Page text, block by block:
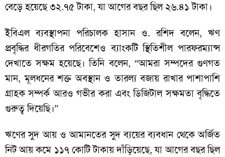
বেড়ে হয়েছে ৩২.৭৫ টাকা, যা আগের বছর ছিল ২৬.৪১ টাকা।
ইবিএল ব্যবস্থাপনা পরিচালক হাসান ও. রশিদ বলেন, ঋণ
প্রবৃদ্ধির ধীরগতির পরিবেশেও ব্যাংকটি স্থিতিশীল পারফরম্যান্স
দেখাতে সক্ষম হয়েছে। তিনি বলেন, “আমরা সম্পদের গুণগত
মান, মূলধনের শক্ত অবস্থান ও তারল্য বজায় রাখার পাশাপাশি
গ্রাহক সম্পর্ক আরও গভীর করা এবং ডিজিটাল সক্ষমতা বৃদ্ধিতে
গুরুত্ব দিয়েছি।”
ঋণের সুদ আয় ও আমানতের সুদ ব্যয়ের ব্যবধান থেকে অর্জিত
নিট আয় কমে ১১৭ কোটি টাকায় দাঁড়িয়েছে, যা আগের বছর ছিল